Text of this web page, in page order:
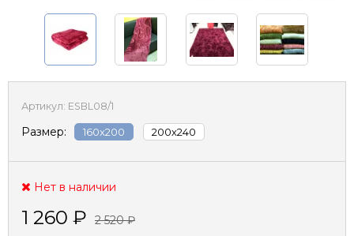
Артикул: ESBL08/1
Размер: 160x200 200х240
Нет в наличии
1 260 ₽ 2 520₽